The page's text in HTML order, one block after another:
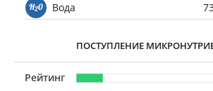
Вода
ПОСТУПЛЕНИЕ
Рейтинг